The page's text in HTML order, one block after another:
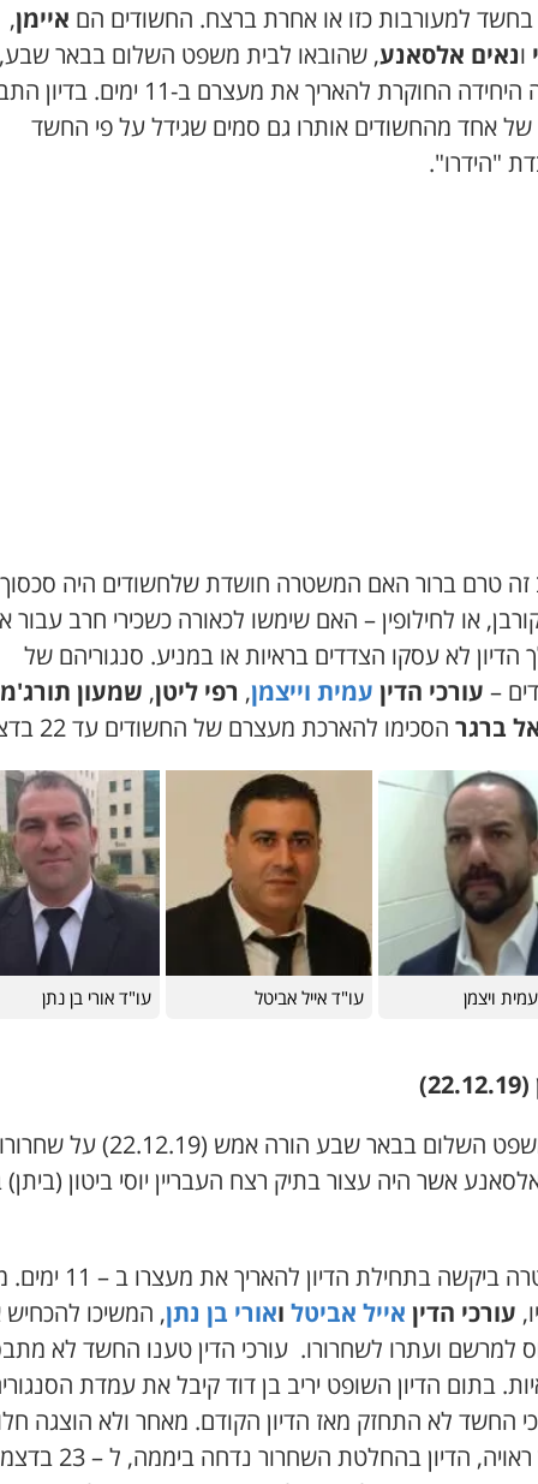
בחשד למעורבות כזו או אחרת ברצח. החשודים הם איימן,
ונאים אלסאנע, שהובאו לבית משפט השלום בבאר
ביקשה היחידה החוקרת להאריך את מעצרם ב-11
של אחד מהחשודים אותרו גם סמים שגידל על פי החשד
"הידרו".
טרם ברור האם המשטרה חושדת שלחשודים היה סכסוך
או לחילופין – האם שימשו לכאורה כשכירי חרב עבור
הדיון לא עסקו הצדדים בראיות או במניע. סנגוריהם של
– עורכי הדין עמית וייצמן, רפי ליטן, שמעון
ברגר הסכימו להארכת מעצרם של החשודים עד 22 בדצמבר.
ויצמן עו"ד אייל אביטל עו"ד אורי בן נתן
בית משפט השלום בבאר שבע הורה אמש
אשר היה עצור בתיק רצח העבריין יוסי ביטון
המשטרה ביקשה בתחילת הדיון
עורכי הדין אייל אביטל ואורי בן נתן, המשיכו
למרשם ועתרו לשחרורו. עורכי הדין טענו החשד לא
בתום הדיון השופט יריב בן דוד קיבל את עמדת
החשד לא התחזק מאז הדיון הקודם. מאחר ולא הוצגה
מעצר ראויה, הדיון בהחלטת השחרור